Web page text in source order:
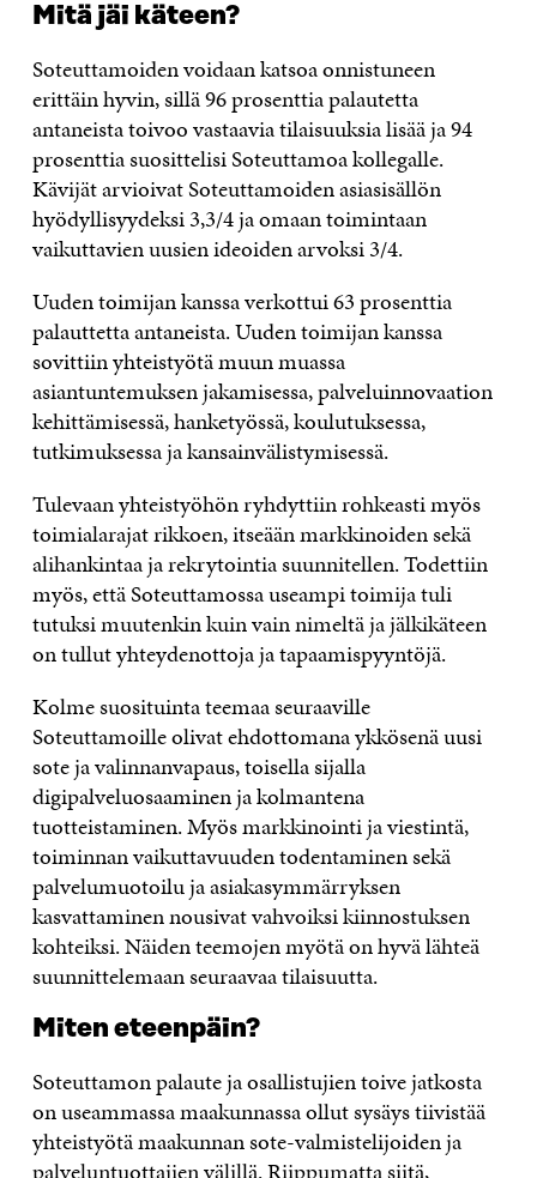
Mitä jäi käteen?
Soteuttamoiden voidaan katsoa onnistuneen
erittäin hyvin, sillä 96 prosenttia palautetta
antaneista toivoo vastaavia tilaisuuksia lisää ja 94
prosenttia suosittelisi Soteuttamoa kollegalle.
Kävijät arvioivat Soteuttamoiden asiasisällön
hyödyllisyydeksi 3,3/4 ja omaan toimintaan
vaikuttavien uusien ideoiden arvoksi 3/4.
Uuden toimijan kanssa verkottui 63 prosenttia
palauttetta antaneista. Uuden toimijan kanssa
sovittiin yhteistyötä muun muassa
asiantuntemuksen jakamisessa, palveluinnovaation
kehittämisessä, hanketyössä, koulutuksessa,
tutkimuksessa ja kansainvälistymisessä.
Tulevaan yhteistyöhön ryhdyttiin rohkeasti myös
toimialarajat rikkoen, itseään markkinoiden sekä
alihankintaa ja rekrytointia suunnitellen. Todettiin
myös, että Soteuttamossa useampi toimija tuli
tutuksi muutenkin kuin vain nimeltä ja jälkikäteen
on tullut yhteydenottoja ja tapaamispyyntöjä.
Kolme suosituinta teemaa seuraaville
Soteuttamoille olivat ehdottomana ykkösenä uusi
sote ja valinnanvapaus, toisella sijalla
digipalveluosaaminen ja kolmantena
tuotteistaminen. Myös markkinointi ja viestintä,
toiminnan vaikuttavuuden todentaminen sekä
palvelumuotoilu ja asiakasymmärryksen
kasvattaminen nousivat vahvoiksi kiinnostuksen
kohteiksi. Näiden teemojen myötä on hyvä lähteä
suunnittelemaan seuraavaa tilaisuutta.
Miten eteenpäin?
Soteuttamon palaute ja osallistujien toive jatkosta
on useammassa maakunnassa ollut sysäys tiivistää
yhteistyötä maakunnan sote-valmistelijoiden ja